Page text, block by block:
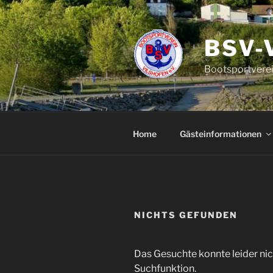
Zum
Inhalt
springen
BSV-
Home Gästeinformationen
NICHTS GEFUNDEN
Das Gesuchte konnte leider
Suchfunktion.